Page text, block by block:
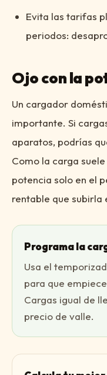
Evita las tarifas
periodos:
Ojo con la
Un cargador
importante. Si
aparatos, podrías
Como la carga
potencia solo en el
rentable que subirla
Programa la
Usa el
para que
Cargas igual de
precio de valle.